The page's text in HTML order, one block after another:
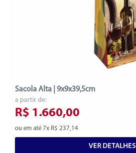
Sacola Alta | 9x9x39,5cm
a partir de:
R$ 1.660,00
ou em até 7x R$ 237,14
VER DETALHES